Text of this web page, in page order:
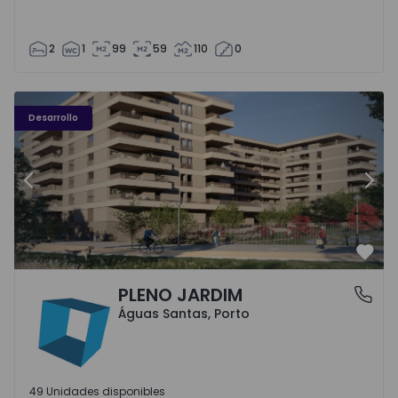
2 1 99 59 110 0
Desarrollo
PLENO JARDIM - 3
Anterior
Águas Santas, PortoPLENO JARDIM
Águas Santas, Porto
49 Unidades disponibles